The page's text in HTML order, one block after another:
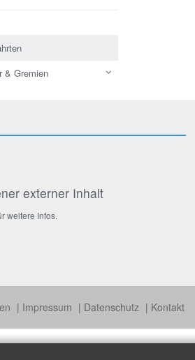
& Gremien
externer Inhalt
weitere Infos.
Impressum Datenschutz Kontakt